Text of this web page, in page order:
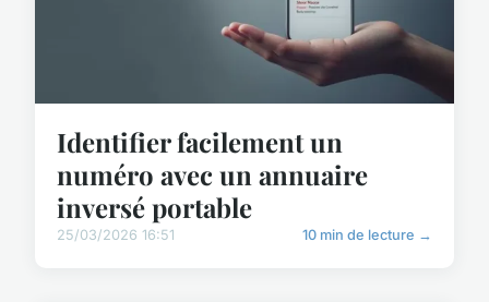
Identifier facilement un
numéro avec un annuaire
inversé portable
25/03/2026 16:51 10 min de lecture →